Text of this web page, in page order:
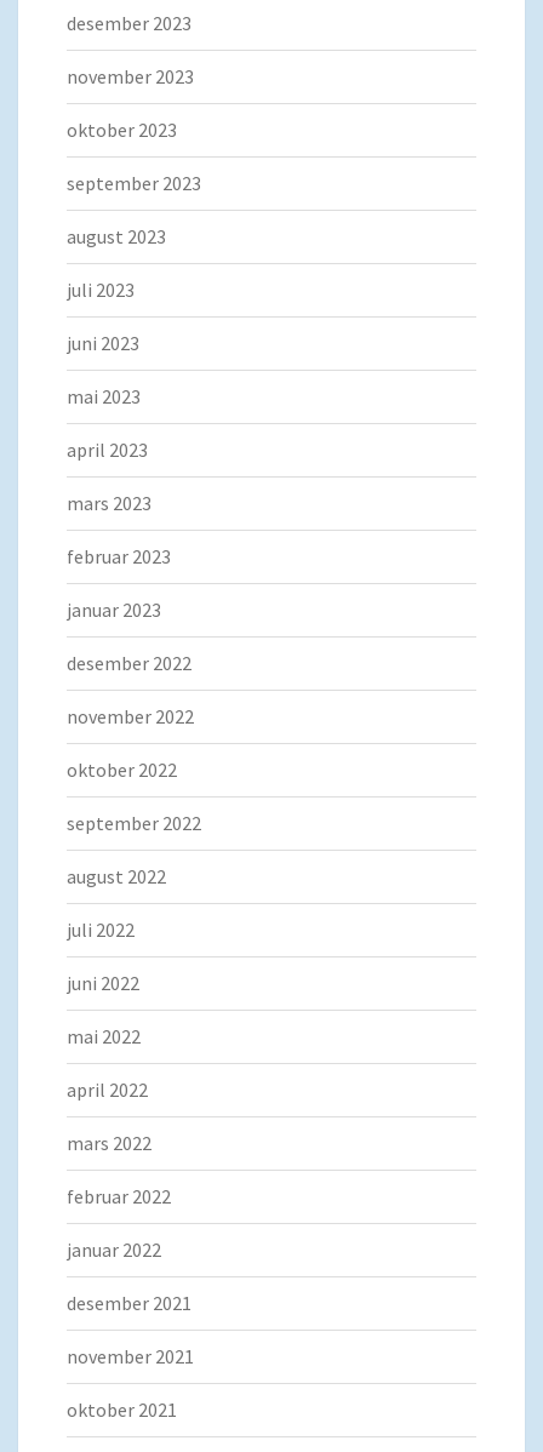
desember 2023
november 2023
oktober 2023
september 2023
august 2023
juli 2023
juni 2023
mai 2023
april 2023
mars 2023
februar 2023
januar 2023
desember 2022
november 2022
oktober 2022
september 2022
august 2022
juli 2022
juni 2022
mai 2022
april 2022
mars 2022
februar 2022
januar 2022
desember 2021
november 2021
oktober 2021